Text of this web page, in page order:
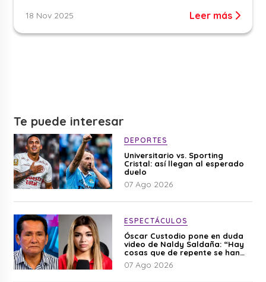
18 Nov 2025 Leer más
Te puede interesar
DEPORTES
Universitario vs. Sporting
Cristal: así llegan al esperado
duelo
07 Ago 2026
ESPECTÁCULOS
Óscar Custodio pone en duda
video de Naldy Saldaña: “Hay
cosas que de repente se han
editado”
07 Ago 2026